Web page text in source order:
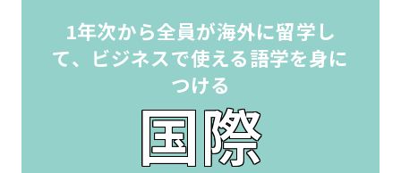
1年次から全員が海外に留学し
て、ビジネスで使える語学を身に
つける
国際